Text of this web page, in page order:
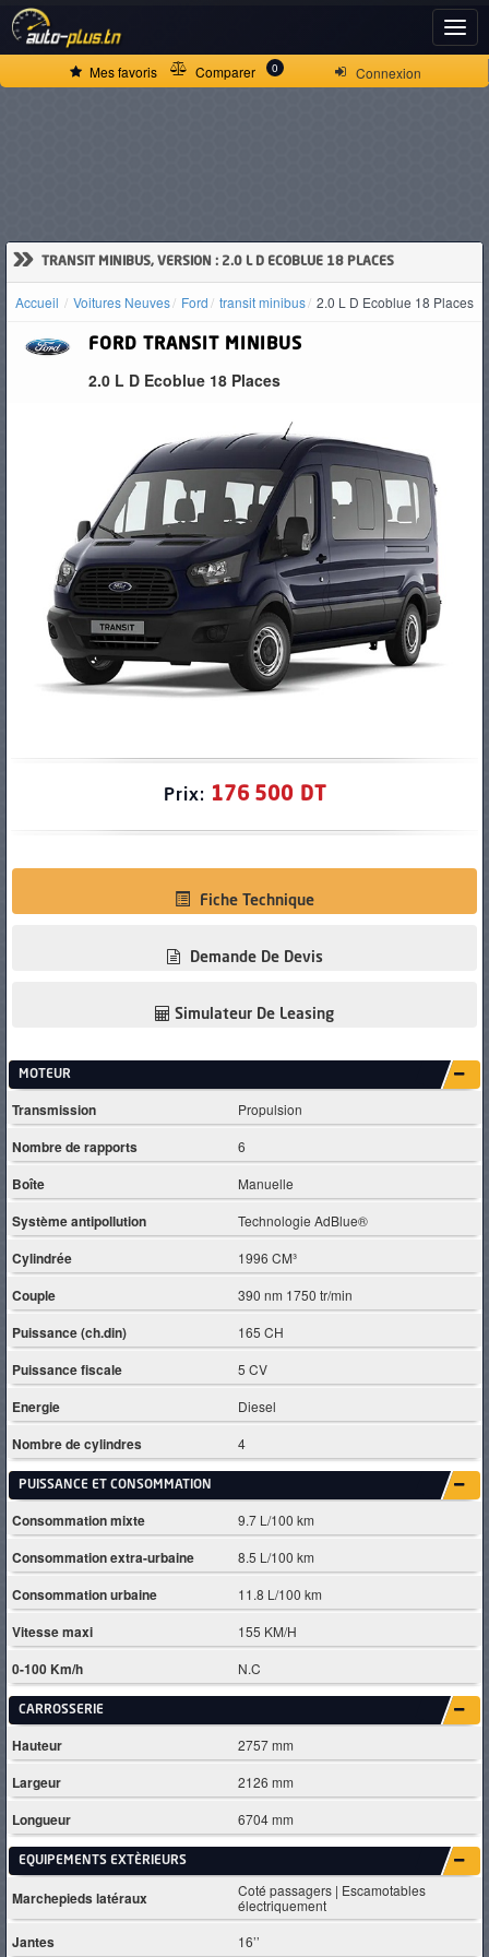
Connexion
Mes favoris Comparer 0
» TRANSIT MINIBUS, VERSION : 2.0 L D ECOBLUE 18 PLACES
Accueil Voitures Neuves Ford transit minibus 2.0 L D Ecoblue 18 Places
FORD TRANSIT MINIBUS
2.0 L D Ecoblue 18 Places
Prix: 176 500 DT
Fiche Technique
Demande De Devis
Simulateur De Leasing
MOTEUR
Transmission Propulsion
Nombre de rapports 6
Boîte Manuelle
Système antipollution Technologie AdBlue®
Cylindrée 1996 CM³
Couple 390 nm 1750 tr/min
Puissance (ch.din) 165 CH
Puissance fiscale 5 CV
Energie Diesel
Nombre de cylindres 4
PUISSANCE ET CONSOMMATION
Consommation mixte 9.7 L/100 km
Consommation extra-urbaine 8.5 L/100 km
Consommation urbaine 11.8 L/100 km
Vitesse maxi 155 KM/H
0-100 Km/h N.C
CARROSSERIE
Hauteur 2757 mm
Largeur 2126 mm
Longueur 6704 mm
EQUIPEMENTS EXTÈRIEURS
Marchepieds latéraux
Coté passagers | Escamotables
électriquement
Jantes 16’’
ACCUEIL
D'OCCASION